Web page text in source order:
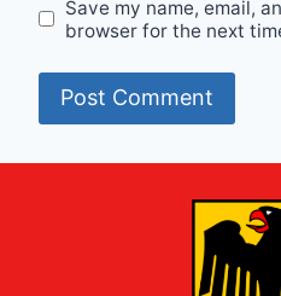
Save my name, email,
browser for the next